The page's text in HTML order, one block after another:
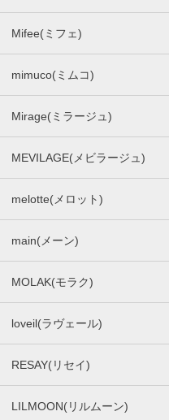
Mifee(ミフェ)
mimuco(ミムコ)
Mirage(ミラージュ)
MEVILAGE(メビラージュ)
melotte(メロット)
main(メーン)
MOLAK(モラク)
loveil(ラヴェール)
RESAY(リセイ)
LILMOON(リルムーン)